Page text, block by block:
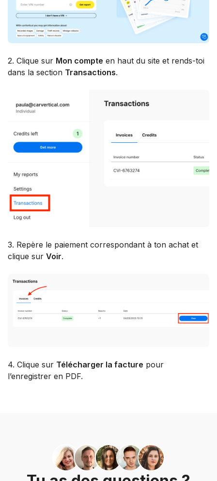
2. Clique sur Mon compte en haut du site et rends-toi
dans la section Transactions.
3. Repère le paiement correspondant à ton achat et
clique sur Voir.
4. Clique sur Télécharger la facture pour
l’enregistrer en PDF.